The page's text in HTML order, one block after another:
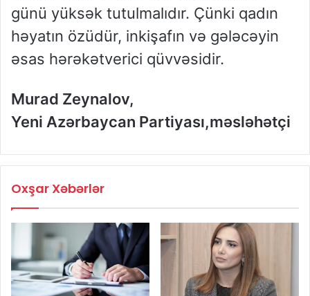
günü yüksək tutulmalıdır. Çünki qadın
həyatın özüdür, inkişafın və gələcəyin
əsas hərəkətverici qüvvəsidir.
Murad Zeynalov,
Yeni Azərbaycan Partiyası,məsləhətçi
Oxşar Xəbərlər